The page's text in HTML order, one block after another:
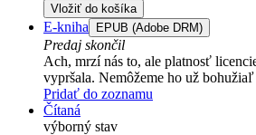
Vložiť do košíka
E-kniha EPUB (Adobe DRM)
Predaj skončil
Ach, mrzí nás to, ale platnosť
vypršala. Nemôžeme ho už
Pridať do zoznamu
Čítaná
výborný stav